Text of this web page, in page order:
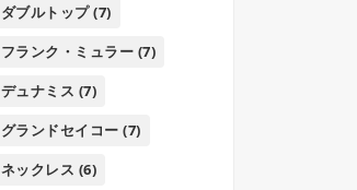
ダブルトップ(7)
フランク・ミュラー (7)
デュナミス (7)
グランドセイコー (7)
ネックレス (6)